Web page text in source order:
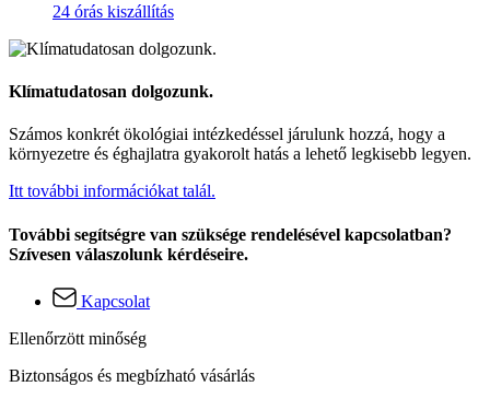
24 órás kiszállítás
Klímatudatosan dolgozunk.
Számos konkrét ökológiai intézkedéssel járulunk hozzá, hogy a
környezetre és éghajlatra gyakorolt hatás a lehető legkisebb legyen.
Itt további információkat talál.
További segítségre van szüksége rendelésével kapcsolatban?
Szívesen válaszolunk kérdéseire.
Kapcsolat
Ellenőrzött minőség
Biztonságos és megbízható vásárlás